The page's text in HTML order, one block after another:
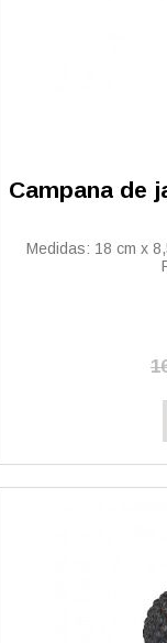
Campana de
Medidas: 18 cm x